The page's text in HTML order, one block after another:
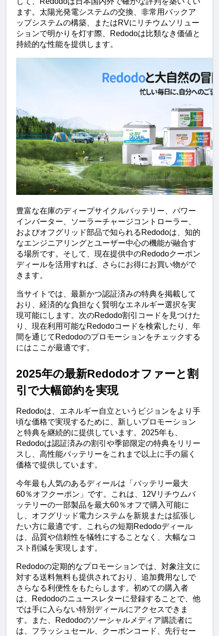
ます。太陽光発電システムの交換、非常用バックア
ップシステムの構築、またはRVにリチウムソリュー
ションで明かりを灯す際、Redodoは比類なき価値と
持続的な性能を提供します。
豊富な在庫のディープサイクルバッテリー、パワー
インバーター、ソーラーチャージコントローラー、
およびオフグリッド部品で知られるRedodoは、知的
なエンジニアリングとユーザー中心の機能が融合す
る場所です。そして、現在提供中のRedodoクーポン
ディールを活用すれば、さらにお得にお買い物がで
きます。
当サイトでは、最新かつ認証済みの特典を掲載して
おり、経済的な負担なく賢明なエネルギー選択を実
現可能にします。次のRedodo割引コードを見つけた
り、現在利用可能なRedodoコードを検索したり、年
間を通じてRedodoのプロモーションをチェックする
にはここが最適です。
2025年の最新Redodoオファーと割
引で大幅節約を実現
Redodoは、エネルギー自立というビジョンをより手
頃な価格で実現するために、新しいプロモーション
と特典を継続的に提供しています。2025年も、
Redodoは認証済みの割引や季節限定の特典をリリー
スし、高性能バッテリーをこれまで以上に手の届く
価格で提供しています。
今年最も人気のあるディールは「バッテリー最大
60％オフクーポン」です。これは、12Vリチウムバ
ッテリーの一部製品を最大60％オフで購入可能に
し、オフグリッド電力システムを新規または拡張し
たい方に最適です。これらの短期Redodoディール
は、品質や信頼性を犠牲にすることなく、大幅なコ
スト削減を実現します。
Redodoの定期的なプロモーションでは、対象注文に
対する送料無料も提供されており、追加費用なしで
さらなる利便性をもたらします。初めての購入者
は、Redodoのニュースレターに登録することで、他
では手に入らない特別ディールにアクセスできま
す。また、Redodoのソーシャルメディア購読者に
は、フラッシュセール、クーポンコード、先行セー